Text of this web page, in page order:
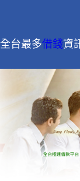
全台最多借錢資
借錢是許多人在急
在利率、費用與申請
道，幫助第一次借
現金週轉或10萬元
款方案，找到適合
全取得所需資金。
2025-09-12
在台北，生活成本